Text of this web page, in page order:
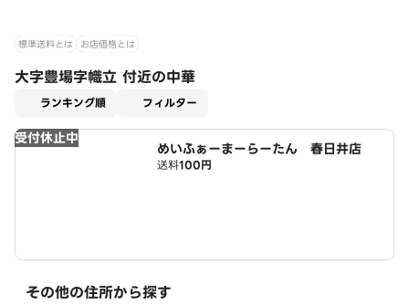
標準送料とは お店価格とは
大字豊場字幟立 付近の中華
ランキング順 フィルター
受付休止中
めいふぁーまーらーたん 春日井店
送料100円
その他の住所から探す